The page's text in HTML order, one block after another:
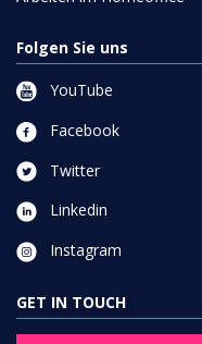
Folgen Sie uns
YouTube
Facebook
Twitter
Linkedin
Instagram
GET IN TOUCH